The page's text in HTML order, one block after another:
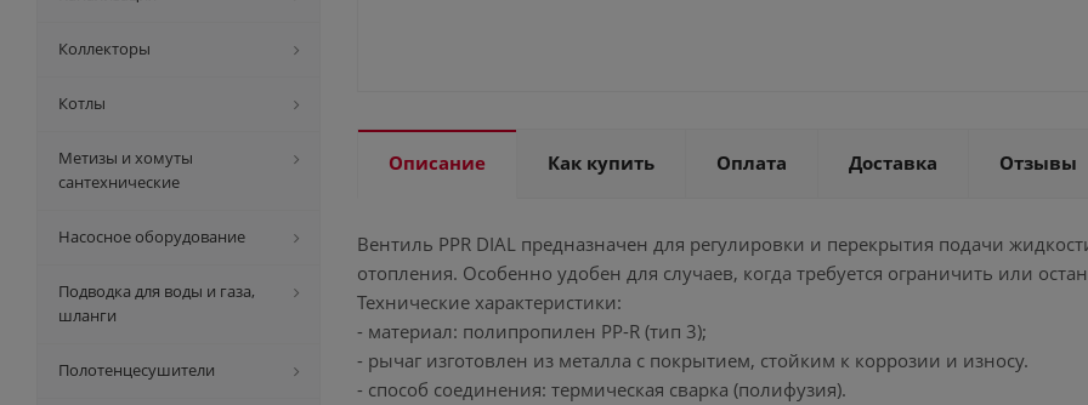
Описание Как купить Оплата Доставка Отзывы
Вентиль PPR DIAL предназначен для регулировки и перекрытия подачи
отопления. Особенно удобен для случаев, когда требуется ограничить или
Технические характеристики:
- материал: полипропилен PP-R (тип 3);
- рычаг изготовлен из металла с покрытием, стойким к коррозии и износу.
- способ соединения: термическая сварка (полифузия).
Коллекторы
Котлы
Метизы и хомуты
сантехнические
Насосное оборудование
Подводка для воды и газа,
шланги
Полотенцесушители